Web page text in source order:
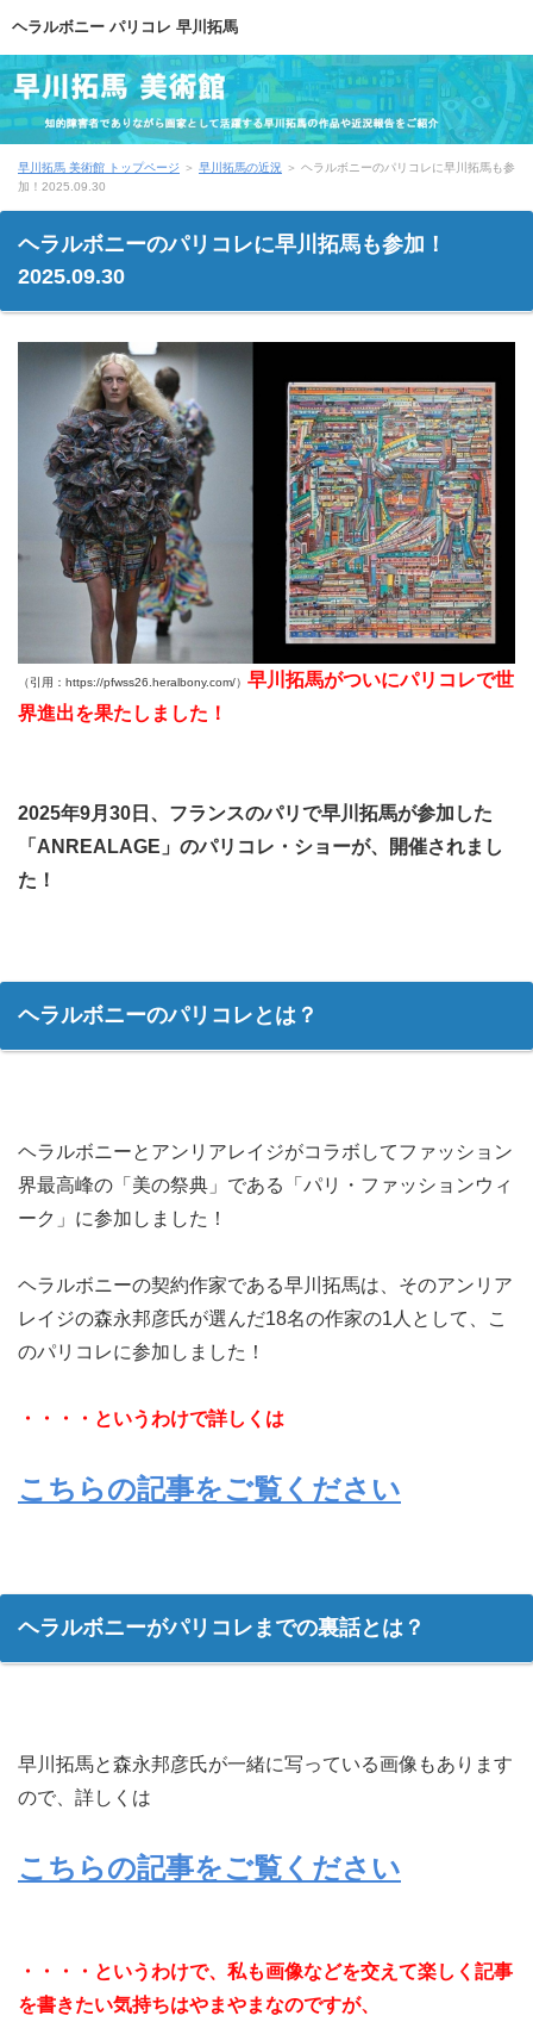
ヘラルボニー パリコレ 早川拓馬
早川拓馬 美術館 トップページ ＞ 早川拓馬の近況 ＞ ヘラルボニーのパリコレに早川拓馬も参
加！2025.09.30
ヘラルボニーのパリコレに早川拓馬も参加！
2025.09.30
（引用：https://pfwss26.heralbony.com/） 早川拓馬がついにパリコレで世
界進出を果たしました！
2025年9月30日、フランスのパリで早川拓馬が参加した
「ANREALAGE」のパリコレ・ショーが、開催されまし
た！
ヘラルボニーのパリコレとは？
ヘラルボニーとアンリアレイジがコラボしてファッション
界最高峰の「美の祭典」である「パリ・ファッションウィ
ーク」に参加しました！
ヘラルボニーの契約作家である早川拓馬は、そのアンリア
レイジの森永邦彦氏が選んだ18名の作家の1人として、こ
のパリコレに参加しました！
・・・・というわけで詳しくは
こちらの記事をご覧ください
ヘラルボニーがパリコレまでの裏話とは？
早川拓馬と森永邦彦氏が一緒に写っている画像もあります
ので、詳しくは
こちらの記事をご覧ください
・・・・というわけで、 私も画像などを交えて楽しく記事
を書きたい気持ちはやまやまなのですが、